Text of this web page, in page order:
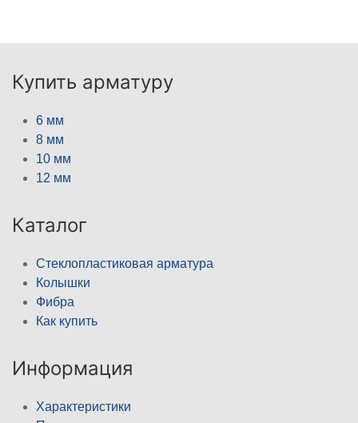
Купить арматуру
6 мм
8 мм
10 мм
12 мм
Каталог
Стеклопластиковая арматура
Колышки
Фибра
Как купить
Информация
Характеристики